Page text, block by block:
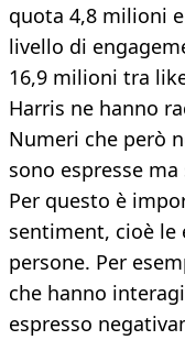
quota 4,8 milioni
livello di
16,9 milioni tra
Harris ne hanno
Numeri che però
sono espresse
Per questo è
sentiment, cioè le
persone. Per
che hanno
espresso